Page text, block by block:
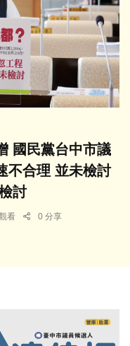
國民黨台中市議
不合理 並未檢討
討
看 0 分享